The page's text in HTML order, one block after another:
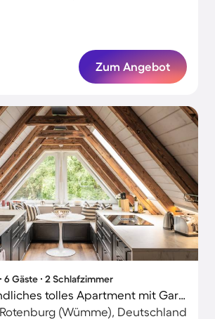
Zum Angebot
6 Gäste ∙ 2 Schlafzimmer
Familienfreundliches tolles Apartment mit Garten und Grill | Gartenblick | Haustierfreundlich
(Wümme), Deutschland